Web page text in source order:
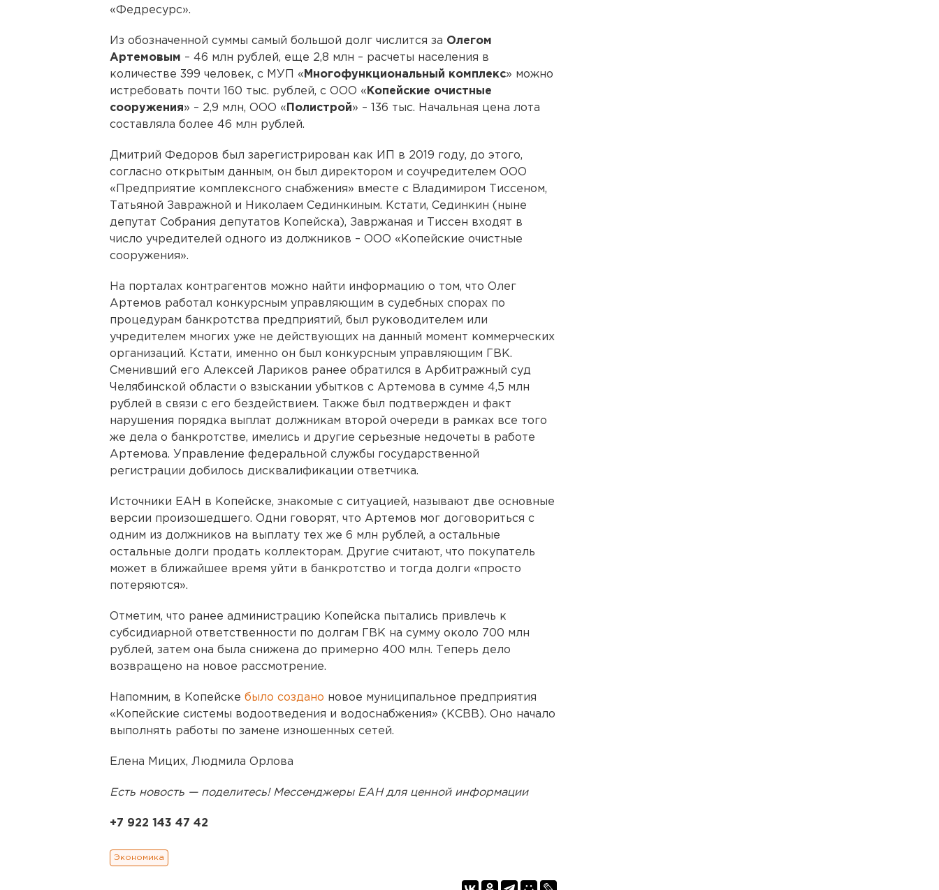
«Федресурс».
Из обозначенной суммы самый большой долг числится за Олегом
Артемовым – 46 млн рублей, еще 2,8 млн – расчеты населения в
количестве 399 человек, с МУП « Многофункциональный комплекс» можно
истребовать почти 160 тыс. рублей, с ООО « Копейские очистные
сооружения» – 2,9 млн, ООО « Полистрой» – 136 тыс. Начальная цена лота
составляла более 46 млн рублей.
Дмитрий Федоров был зарегистрирован как ИП в 2019 году, до этого,
согласно открытым данным, он был директором и соучредителем ООО
«Предприятие комплексного снабжения» вместе с Владимиром Тиссеном,
Татьяной Завражной и Николаем Сединкиным. Кстати, Сединкин (ныне
депутат Собрания депутатов Копейска), Завржаная и Тиссен входят в
число учредителей одного из должников – ООО «Копейские очистные
сооружения».
На порталах контрагентов можно найти информацию о том, что Олег
Артемов работал конкурсным управляющим в судебных спорах по
процедурам банкротства предприятий, был руководителем или
учредителем многих уже не действующих на данный момент коммерческих
организаций. Кстати, именно он был конкурсным управляющим ГВК.
Сменивший его Алексей Лариков ранее обратился в Арбитражный суд
Челябинской области о взыскании убытков с Артемова в сумме 4,5 млн
рублей в связи с его бездействием. Также был подтвержден и факт
нарушения порядка выплат должникам второй очереди в рамках все того
же дела о банкротстве, имелись и другие серьезные недочеты в работе
Артемова. Управление федеральной службы государственной
регистрации добилось дисквалификации ответчика.
Источники ЕАН в Копейске, знакомые с ситуацией, называют две основные
версии произошедшего. Одни говорят, что Артемов мог договориться с
одним из должников на выплату тех же 6 млн рублей, а остальные
остальные долги продать коллекторам. Другие считают, что покупатель
может в ближайшее время уйти в банкротство и тогда долги «просто
потеряются».
Отметим, что ранее администрацию Копейска пытались привлечь к
субсидиарной ответственности по долгам ГВК на сумму около 700 млн
рублей, затем она была снижена до примерно 400 млн. Теперь дело
возвращено на новое рассмотрение.
Напомним, в Копейске было создано новое муниципальное предприятия
«Копейские системы водоотведения и водоснабжения» (КСВВ). Оно начало
выполнять работы по замене изношенных сетей.
Елена Мицих, Людмила Орлова
Есть новость — поделитесь! Мессенджеры ЕАН для ценной информации
+7 922 143 47 42
Экономика